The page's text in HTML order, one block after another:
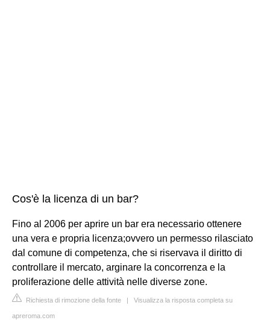
Cos'è la licenza di un bar?
Fino al 2006 per aprire un bar era necessario ottenere
una vera e propria licenza;ovvero un permesso rilasciato
dal comune di competenza, che si riservava il diritto di
controllare il mercato, arginare la concorrenza e la
proliferazione delle attività nelle diverse zone.
Richiesta di rimozione della fonte | Visualizza la risposta completa su
apreroma.com